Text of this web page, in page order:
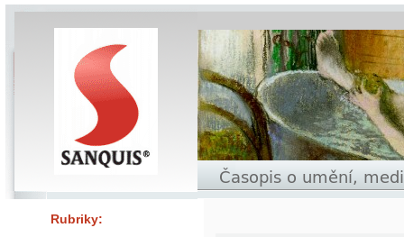
Rubriky: